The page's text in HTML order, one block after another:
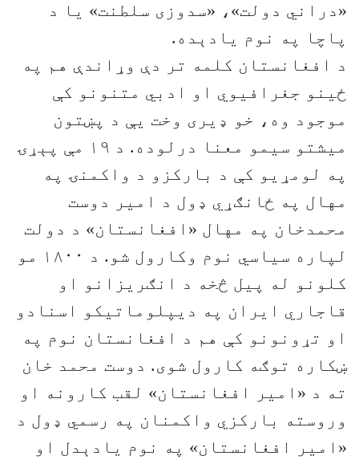
«دراني دولت»، «سدوزی سلطنت» یا د
پاچا په نوم یادېده.
د افغانستان کلمه تر دې وړاندې هم په
ځینو جغرافیوي او ادبي متنونو کې
موجود وه، خو ډیری وخت یې د پښتون
میشتو سیمو معنا درلوده. د ۱۹ مې پېړۍ
په لومړیو کې د بارکزو د واکمنۍ په
مهال په ځانګړي ډول د امیر دوست
محمدخان په مهال «افغانستان» د دولت
لپاره سیاسي نوم وکارول شو. د ۱۸۰۰ مو
کلونو له پیل څخه د انګریزانو او
قاجاري ایران په دیپلوماتیکو اسنادو
او تړونونو کې هم د افغانستان نوم په
ښکاره توګه کارول شوی. دوست محمد خان
ته د «امیر افغانستان» لقب کارونه او
وروسته بارکزي واکمنان په رسمي ډول د
«امیر افغانستان» په نوم یادېدل او